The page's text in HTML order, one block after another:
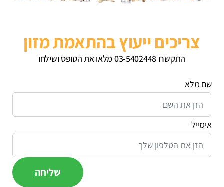
צריכים ייעוץ בהתאמת מזון
התקשרו 03-5402448 מלאו את הטופס ושילחו
שם מלא
אימייל